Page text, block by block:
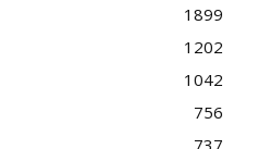
1899
1202
1042
756
737